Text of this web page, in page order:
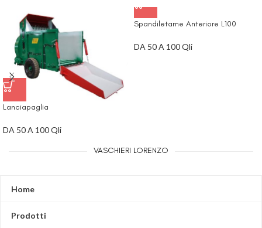
Lanciapaglia
DA 50 A 100 Qli
Spandiletame Anteriore L100
DA 50 A 100 Qli
VASCHIERI LORENZO
Home
Prodotti